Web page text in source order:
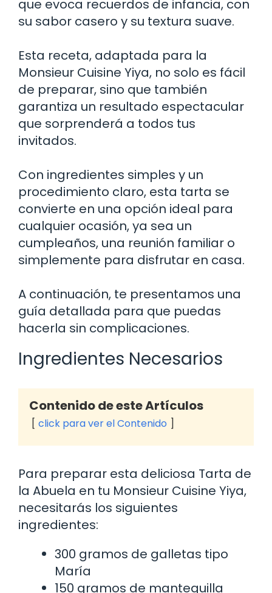
que evoca recuerdos de infancia, con
su sabor casero y su textura suave.
Esta receta, adaptada para la
Monsieur Cuisine Yiya, no solo es fácil
de preparar, sino que también
garantiza un resultado espectacular
que sorprenderá a todos tus
invitados.
Con ingredientes simples y un
procedimiento claro, esta tarta se
convierte en una opción ideal para
cualquier ocasión, ya sea un
cumpleaños, una reunión familiar o
simplemente para disfrutar en casa.
A continuación, te presentamos una
guía detallada para que puedas
hacerla sin complicaciones.
Ingredientes Necesarios
Contenido de este Artículos
click para ver el Contenido
Para preparar esta deliciosa Tarta de
la Abuela en tu Monsieur Cuisine Yiya,
necesitarás los siguientes
ingredientes:
300 gramos de galletas tipo
María
150 gramos de mantequilla